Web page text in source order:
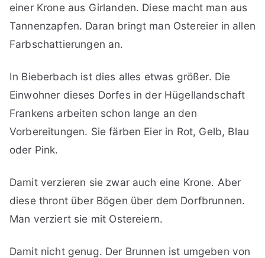
einer Krone aus Girlanden. Diese macht man aus
Tannenzapfen. Daran bringt man Ostereier in allen
Farbschattierungen an.
In Bieberbach ist dies alles etwas größer. Die
Einwohner dieses Dorfes in der Hügellandschaft
Frankens arbeiten schon lange an den
Vorbereitungen. Sie färben Eier in Rot, Gelb, Blau
oder Pink.
Damit verzieren sie zwar auch eine Krone. Aber
diese thront über Bögen über dem Dorfbrunnen.
Man verziert sie mit Ostereiern.
Damit nicht genug. Der Brunnen ist umgeben von